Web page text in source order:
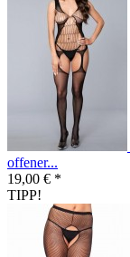
offener...
19,00 € *
TIPP!